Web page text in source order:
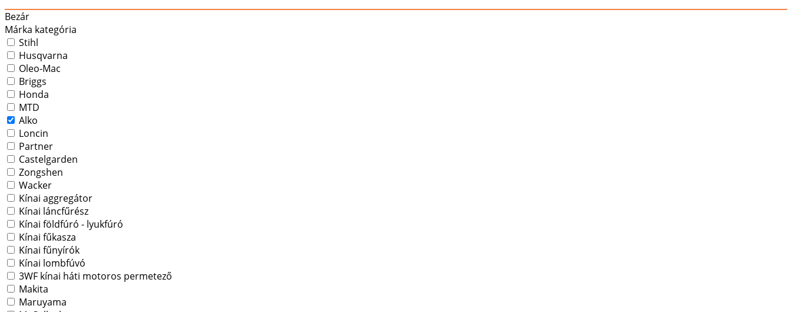
Bezár
Márka kategória
Stihl
Husqvarna
Oleo-Mac
Briggs
Honda
MTD
Alko
Loncin
Partner
Castelgarden
Zongshen
Wacker
Kínai aggregátor
Kínai láncfűrész
Kínai földfúró - lyukfúró
Kínai fűkasza
Kínai fűnyírók
Kínai lombfúvó
3WF kínai háti motoros permetező
Makita
Maruyama